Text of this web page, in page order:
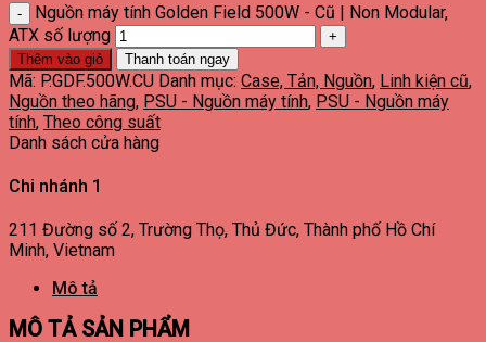
Nguồn máy tính Golden Field 500W - Cũ | Non Modular,
ATX số lượng
Thêm vào giỏ Thanh toán ngay
Mã: P.GDF.500W.CU Danh mục: Case, Tản, Nguồn, Linh kiện cũ,
Nguồn theo hãng, PSU - Nguồn máy tính, PSU - Nguồn máy
tính, Theo công suất
Danh sách cửa hàng
Chi nhánh 1
211 Đường số 2, Trường Thọ, Thủ Đức, Thành phố Hồ Chí
Minh, Vietnam
Mô tả
MÔ TẢ SẢN PHẨM